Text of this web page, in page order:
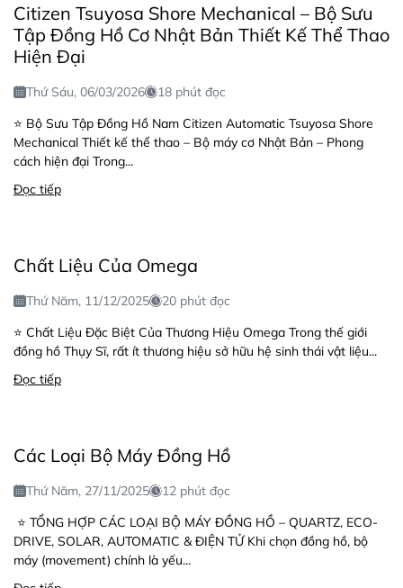
Citizen Tsuyosa Shore Mechanical – Bộ Sưu
Tập Đồng Hồ Cơ Nhật Bản Thiết Kế Thể Thao
Hiện Đại
Thứ Sáu, 06/03/2026
18 phút đọc
⭐ Bộ Sưu Tập Đồng Hồ Nam Citizen Automatic Tsuyosa Shore
Mechanical Thiết kế thể thao – Bộ máy cơ Nhật Bản – Phong
cách hiện đại Trong...
Đọc tiếp
Chất Liệu Của Omega
Thứ Năm, 11/12/2025
20 phút đọc
⭐ Chất Liệu Đặc Biệt Của Thương Hiệu Omega Trong thế giới
đồng hồ Thụy Sĩ, rất ít thương hiệu sở hữu hệ sinh thái vật liệu...
Đọc tiếp
Các Loại Bộ Máy Đồng Hồ
Thứ Năm, 27/11/2025
12 phút đọc
⭐ TỔNG HỢP CÁC LOẠI BỘ MÁY ĐỒNG HỒ – QUARTZ, ECO-
DRIVE, SOLAR, AUTOMATIC & ĐIỆN TỬ Khi chọn đồng hồ, bộ
máy (movement) chính là yếu...